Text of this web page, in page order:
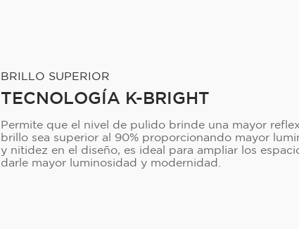
BRILLO SUPERIOR
TECNOLOGÍA K-BRIGHT
Permite que el nivel de pulido brinde una mayor
brillo sea superior al 90% proporcionando mayor
y nitidez en el diseño, es ideal para ampliar los
darle mayor luminosidad y modernidad.